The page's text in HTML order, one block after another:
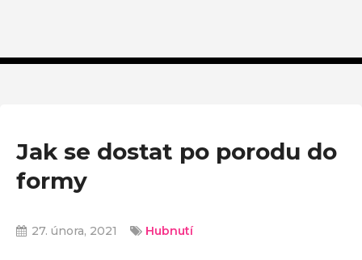
Jak se dostat po porodu do
formy
27. února, 2021 Hubnutí